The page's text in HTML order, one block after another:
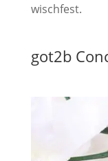
wischfest.
got2b